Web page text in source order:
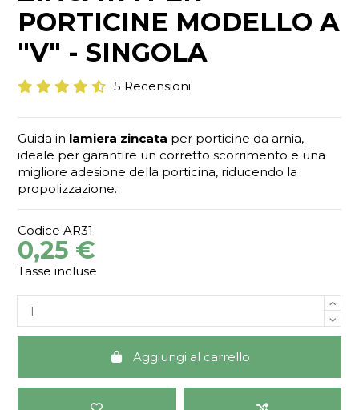
PORTICINE MODELLO A
"V" - SINGOLA
5 Recensioni
Guida in lamiera zincata per porticine da arnia,
ideale per garantire un corretto scorrimento e una
migliore adesione della porticina, riducendo la
propolizzazione.
Codice AR31
0,25 €
Tasse incluse
Aggiungi al carrello